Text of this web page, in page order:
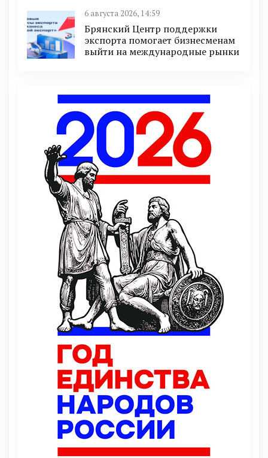
6 августа 2026, 14:59
Брянский Центр поддержки
экспорта помогает бизнесменам
выйти на международные рынки